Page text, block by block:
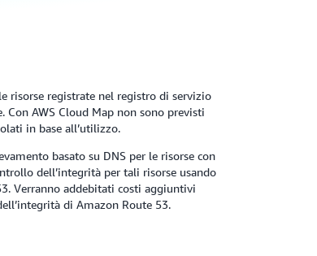
risorse registrate nel registro di servizio
AWS Cloud Map non sono previsti
in base all’utilizzo.
basato su DNS per le risorse con
dell’integrità per tali risorse usando
Verranno addebitati costi aggiuntivi
di Amazon Route 53.